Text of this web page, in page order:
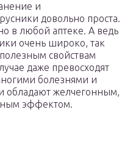
и
довольно проста.
в любой аптеке. А ведь
очень широко, так
свойствам
даже превосходят
болезнями и
обладают желчегонным,
эффектом.